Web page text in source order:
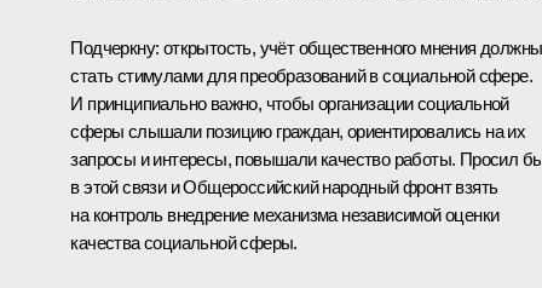
Подчеркну: открытость, учёт общественного мнения должны
стать стимулами для преобразований в социальной сфере.
И принципиально важно, чтобы организации социальной
сферы слышали позицию граждан, ориентировались на их
запросы и интересы, повышали качество работы. Просил
в этой связи и Общероссийский народный фронт взять
на контроль внедрение механизма независимой оценки
качества социальной сферы.